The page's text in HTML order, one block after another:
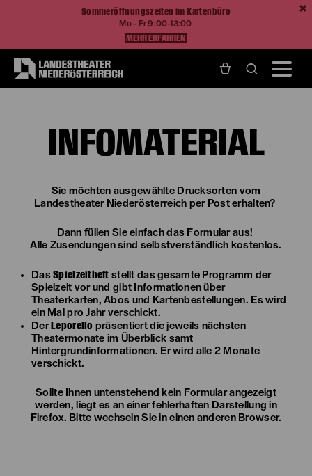
Sommeröffnungszeiten im Kartenbüro
Mo - Fr 9:00-13:00
MEHR ERFAHREN
INFOMATERIAL
Sie möchten ausgewählte Drucksorten vom
Landestheater Niederösterreich per Post erhalten?
Dann füllen Sie einfach das Formular aus!
Alle Zusendungen sind selbstverständlich kostenlos.
DasSpielzeitheft stellt das gesamte Programm der
Spielzeit vor und gibt Informationen über
Theaterkarten, Abos und Kartenbestellungen. Es wird
ein Mal pro Jahr verschickt.
DerLeporello präsentiert die jeweils nächsten
Theatermonate im Überblick samt
Hintergrundinformationen. Er wird alle 2 Monate
verschickt.
Sollte Ihnen untenstehend kein Formular angezeigt
werden, liegt es an einer fehlerhaften Darstellung in
Firefox. Bitte wechseln Sie in einen anderen Browser.